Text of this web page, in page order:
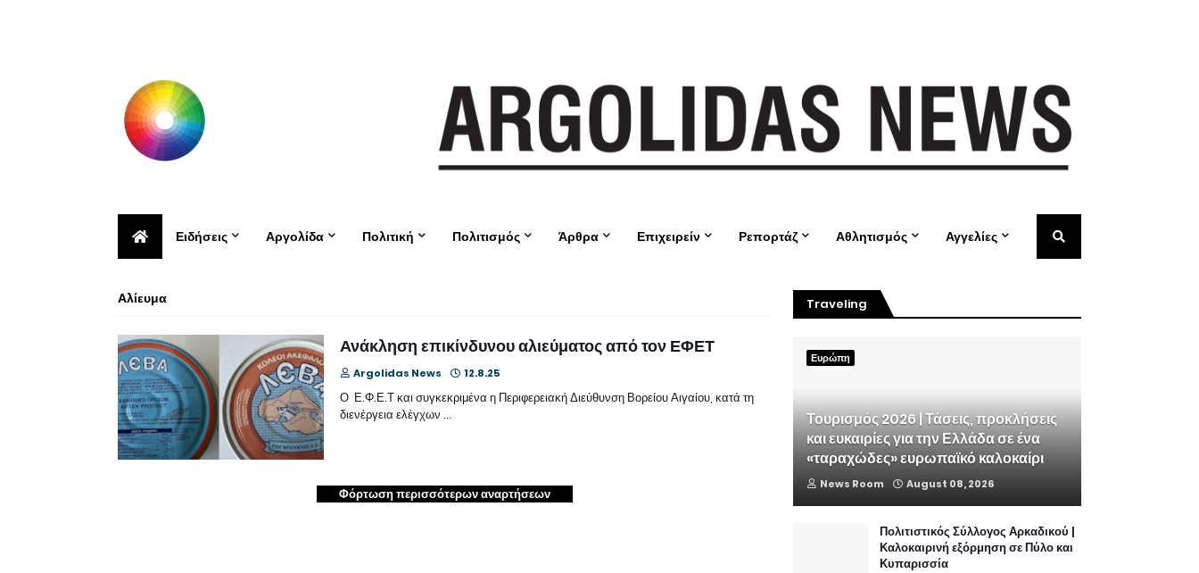
Ειδήσεις Αργολίδα Πολιτική Πολιτισμός Άρθρα Επιχειρείν Ρεπορτάζ Αθλητισμός Αγγελίες
Αλίευμα
Ανάκληση επικίνδυνου αλιεύματος από τον ΕΦΕΤ
Argolidas News 12.8.25
Ο Ε.Φ.Ε.Τ και συγκεκριμένα η Περιφερειακή Διεύθυνση Βορείου Αιγαίου, κατά τη
διενέργεια ελέγχων …
Φόρτωση περισσότερων αναρτήσεων
Traveling
Ευρώπη
Τουρισμός 2026 | Τάσεις, προκλήσεις
και ευκαιρίες για την Ελλάδα σε ένα
«ταραχώδες» ευρωπαϊκό καλοκαίρι
News Room August 08, 2026
Πολιτιστικός Σύλλογος Αρκαδικού |
Καλοκαιρινή εξόρμηση σε Πύλο και
Κυπαρισσία